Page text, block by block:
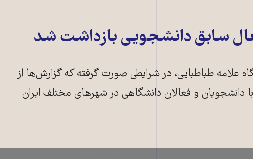
سابق دانشجویی بازداشت شد
علامه طباطبایی، در شرایطی صورت گرفته که گزارش‌ها از
دانشجویان و فعالان دانشگاهی در شهرهای مختلف ایران